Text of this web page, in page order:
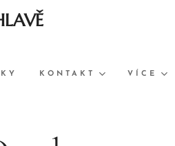
KONTAKT VÍCE